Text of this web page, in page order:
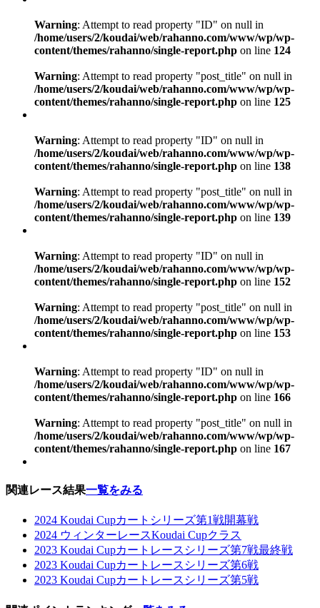
Warning: Attempt to read property "ID" on null in
/home/users/2/koudai/web/rahanno.com/www/wp/wp-
content/themes/rahanno/single-report.php on line 124
Warning: Attempt to read property "post_title" on null in
/home/users/2/koudai/web/rahanno.com/www/wp/wp-
content/themes/rahanno/single-report.php on line 125
Warning: Attempt to read property "ID" on null in
/home/users/2/koudai/web/rahanno.com/www/wp/wp-
content/themes/rahanno/single-report.php on line 138
Warning: Attempt to read property "post_title" on null in
/home/users/2/koudai/web/rahanno.com/www/wp/wp-
content/themes/rahanno/single-report.php on line 139
Warning: Attempt to read property "ID" on null in
/home/users/2/koudai/web/rahanno.com/www/wp/wp-
content/themes/rahanno/single-report.php on line 152
Warning: Attempt to read property "post_title" on null in
/home/users/2/koudai/web/rahanno.com/www/wp/wp-
content/themes/rahanno/single-report.php on line 153
Warning: Attempt to read property "ID" on null in
/home/users/2/koudai/web/rahanno.com/www/wp/wp-
content/themes/rahanno/single-report.php on line 166
Warning: Attempt to read property "post_title" on null in
/home/users/2/koudai/web/rahanno.com/www/wp/wp-
content/themes/rahanno/single-report.php on line 167
関連レース結果一覧をみる
2024 Koudai Cupカートシリーズ第1戦開幕戦
2024 ウィンターレースKoudai Cupクラス
2023 Koudai Cupカートレースシリーズ第7戦最終戦
2023 Koudai Cupカートレースシリーズ第6戦
2023 Koudai Cupカートレースシリーズ第5戦